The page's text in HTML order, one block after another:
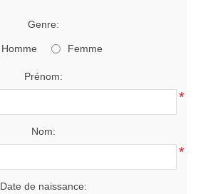
Genre:
Homme Femme
Prénom:
*
Nom:
*
Date de naissance: